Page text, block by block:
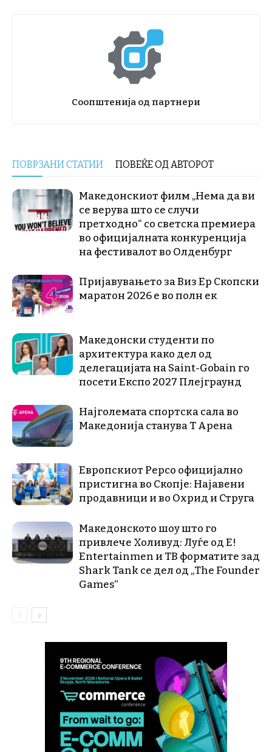
Соопштенија од партнери
ПОВРЗАНИ СТАТИИ ПОВЕЌЕ ОД АВТОРОТ
Македонскиот филм „Нема да ви
се верува што се случи
претходно“ со светска премиера
во официјалната конкуренција
на фестивалот во Олденбург
Пријавувањето за Виз Ер Скопски
маратон 2026 е во полн ек
Македонски студенти по
архитектура како дел од
делегацијата на Saint-Gobain го
посети Експо 2027 Плејграунд
Најголемата спортска сала во
Македонија станува Т Арена
Европскиот Pepco официјално
пристигна во Скопје: Најавени
продавници и во Охрид и Струга
Македонското шоу што го
привлече Холивуд: Луѓе од E!
Entertainmen и ТВ форматите зад
Shark Tank се дел од „The Founder
Games“